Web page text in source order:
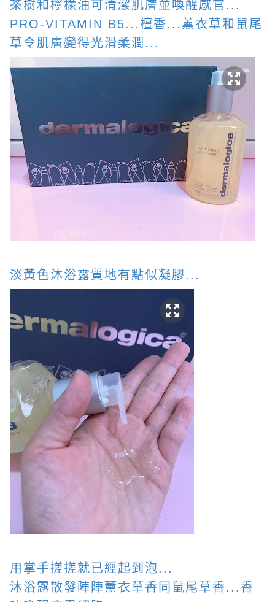
茶樹和檸檬油可清潔肌膚並喚醒感官...
PRO-VITAMIN B5...檀香...薰衣草和鼠尾
草令肌膚變得光滑柔潤...
淡黃色沐浴露質地有點似凝膠...
用掌手搓搓就已經起到泡...
沐浴露散發陣陣薰衣草香 同鼠尾草香...香